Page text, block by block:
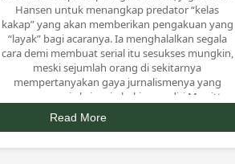
Hansen untuk menangkap predator “kelas
kakap” yang akan memberikan pengakuan yang
“layak” bagi acaranya. Ia menghalalkan segala
cara demi membuat serial itu sesukses mungkin,
meski sejumlah orang di sekitarnya
mempertanyakan gaya jurnalismenya yang
menyerupai aksi main hakim sendiri.Merritt
Wever, Skyler Gisondo, Phoebe Bridgers,
Matthew Maher, dan Bokeem Woodbine turut
Read More